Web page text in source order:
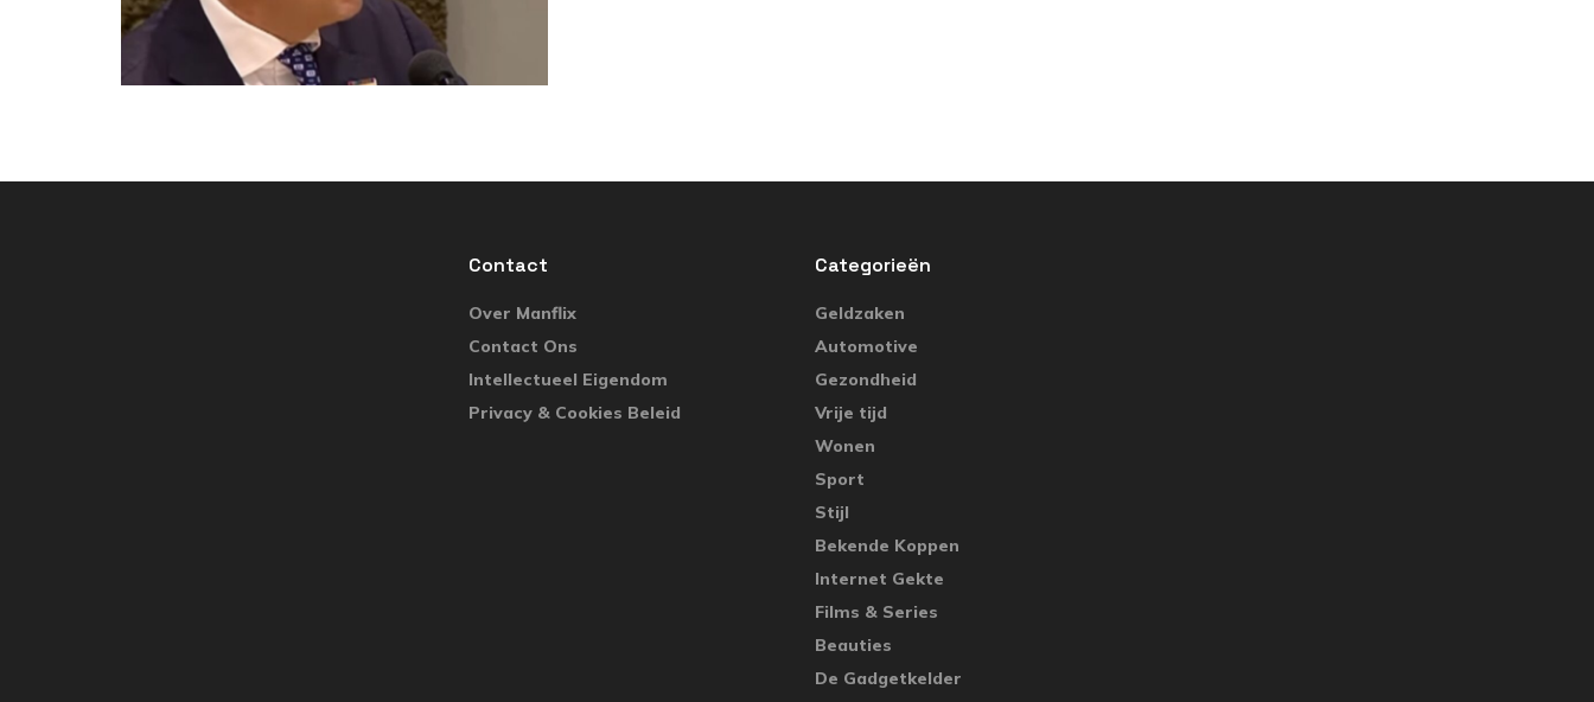
Contact
Over Manflix
Contact Ons
Intellectueel Eigendom
Privacy & Cookies Beleid
Categorieën
Geldzaken
Automotive
Gezondheid
Vrije tijd
Wonen
Sport
Stijl
Bekende Koppen
Internet Gekte
Films & Series
Beauties
De Gadgetkelder